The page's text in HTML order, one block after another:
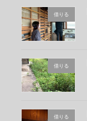
借りる
借りる
借りる